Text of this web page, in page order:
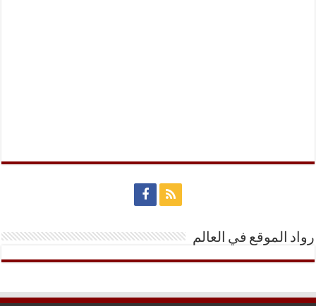
رواد الموقع في العالم